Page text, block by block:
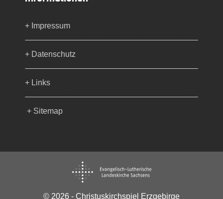
+ Impressum
+ Datenschutz
+ Links
+ Sitemap
© 2026 - Christuskirchspiel Erzgebirge